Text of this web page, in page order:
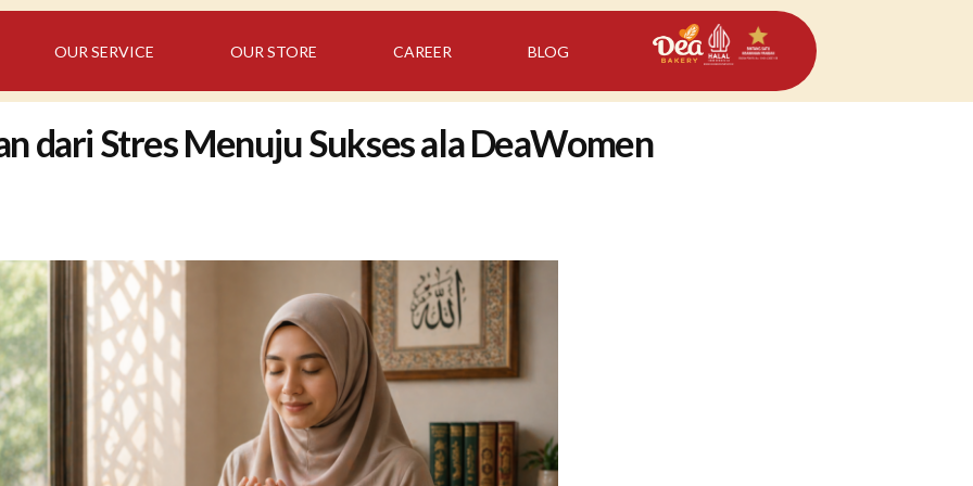
OUR SERVICE OUR STORE CAREER BLOG
dari Stres Menuju Sukses ala DeaWomen